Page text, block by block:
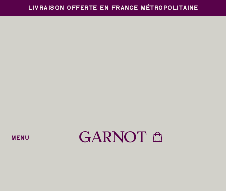
LIVRAISON OFFERTE EN FRANCE MÉTROPOLITAINE
MENU